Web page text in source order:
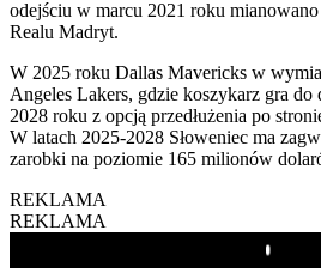
odejściu w marcu 2021 roku
Realu Madryt.
W 2025 roku Dallas Mavericks w
Angeles Lakers, gdzie koszykarz gra
2028 roku z opcją przedłużenia po
W latach 2025-2028 Słoweniec ma
zarobki na poziomie 165 milionów
REKLAMA
REKLAMA
Play